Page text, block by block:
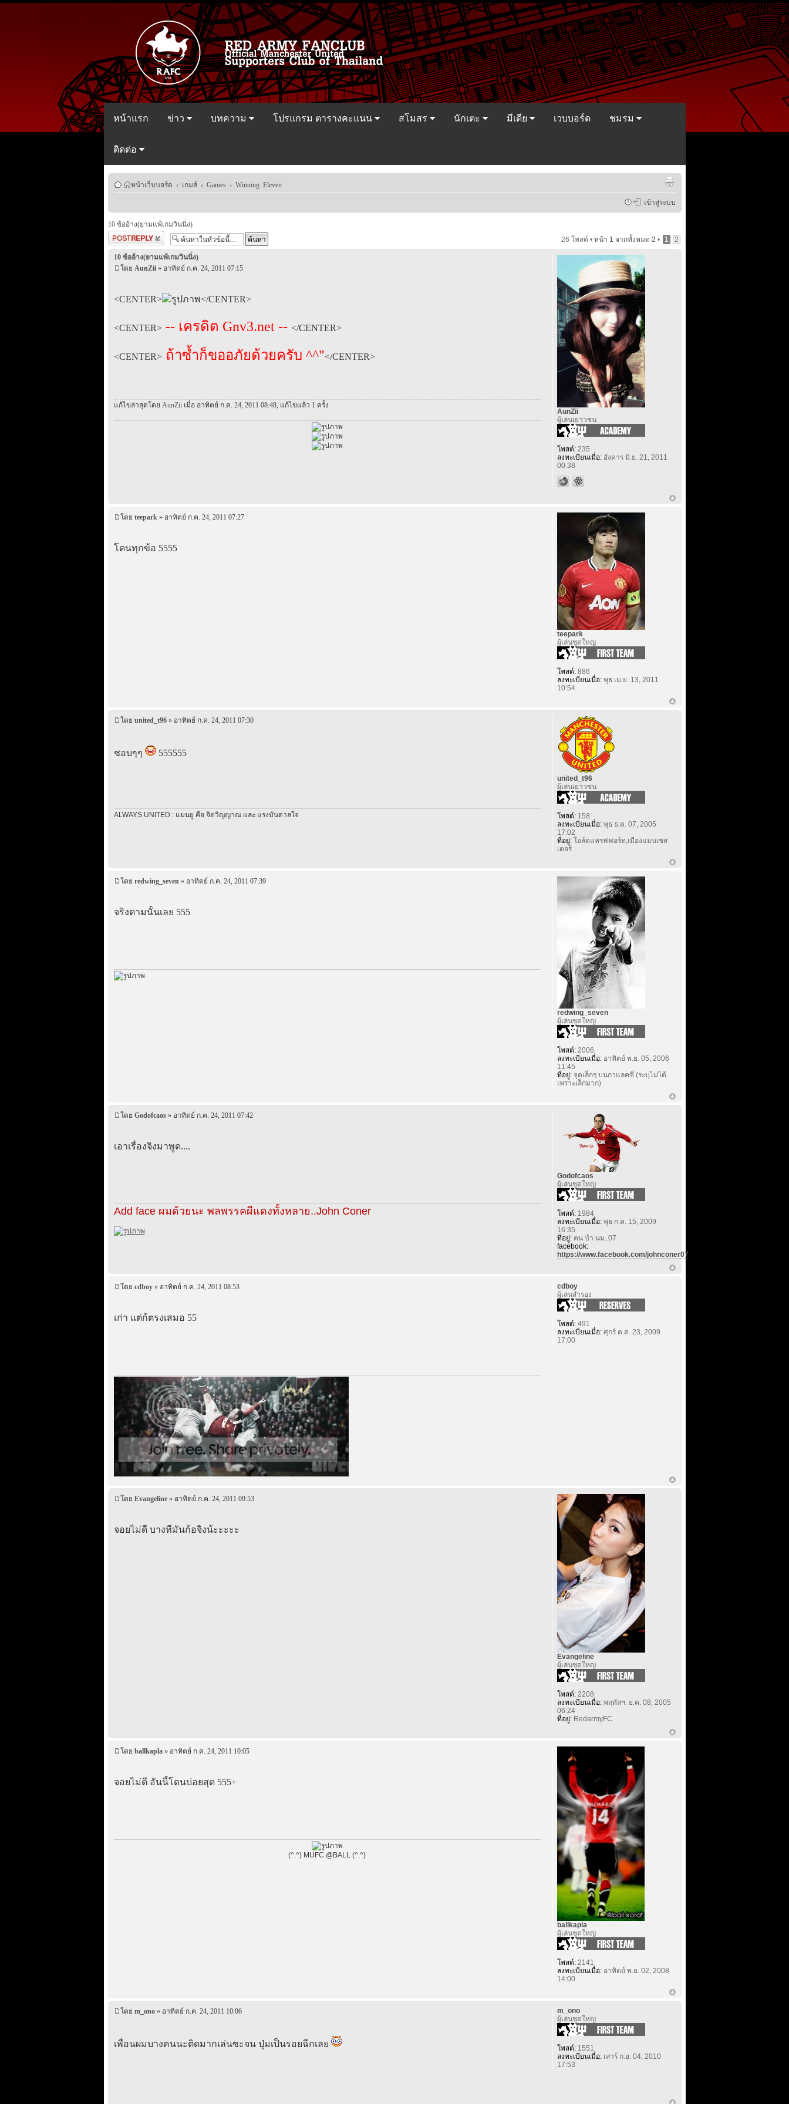
หน้าแรก ข่าว บทความ โปรแกรม ตารางคะแนน สโมสร นักเตะ มีเดีย เวบบอร์ด ชมรม
ติดต่อ
หน้าเว็บบอร์ด ‹ เกมส์ ‹ Games ‹ Winning Eleven
เข้าสู่ระบบ
10 ข้ออ้าง(ยามแพ้เกมวินนิ่ง)
ตอบกระทู้
26 โพสต์ • หน้า 1 จากทั้งหมด 2 • 1 2
10 ข้ออ้าง(ยามแพ้เกมวินนิ่ง)
โดย AunZii» อาทิตย์ ก.ค. 24, 2011 07:15
<CENTER> </CENTER>
<CENTER>-- เครดิต Gnv3.net -- </CENTER>
<CENTER>ถ้าซํ้าก็ขออภัยด้วยครับ ^^"</CENTER>
แก้ไขล่าสุดโดย AunZiiเมื่อ อาทิตย์ ก.ค. 24, 2011 08:48, แก้ไขแล้ว 1 ครั้ง
AunZii
ผู้เล่นเยาวชน
โพสต์:235
ลงทะเบียนเมื่อ:อังคาร มิ.ย. 21, 2011
00:38
โดย teepark » อาทิตย์ ก.ค. 24, 2011 07:27
โดนทุกข้อ 5555
teepark
ผู้เล่นชุดใหญ่
โพสต์:886
ลงทะเบียนเมื่อ:พุธ เม.ย. 13, 2011
10:54
โดย united_t96» อาทิตย์ ก.ค. 24, 2011 07:30
ชอบๆๆ 555555
ALWAYS UNITED : แมนยู คือ จิตวิญญาณ และ แรงบันดาลใจ
united_t96
ผู้เล่นเยาวชน
โพสต์:158
ลงทะเบียนเมื่อ:พุธ ธ.ค. 07, 2005
17:02
ที่อยู่:โอล์ดแทรฟฟอร์ท,เมืองแมนเชส
เตอร์
โดย redwing_seven » อาทิตย์ ก.ค. 24, 2011 07:39
จริงตามนั้นเลย 555
redwing_seven
ผู้เล่นชุดใหญ่
โพสต์:2006
ลงทะเบียนเมื่อ:อาทิตย์ พ.ย. 05, 2006
11:45
ที่อยู่:จุดเล็กๆ บนกาแลคซี่ (ระบุไม่ได้
เพราะเล็กมาก)
โดย Godofcaos» อาทิตย์ ก.ค. 24, 2011 07:42
เอาเรื่องจิงมาพูด....
Add face ผมด้วยนะ พลพรรคผีแดงทั้งหลาย..John Coner
Godofcaos
ผู้เล่นชุดใหญ่
โพสต์:1984
ลงทะเบียนเมื่อ:พุธ ก.ค. 15, 2009
16:35
ที่อยู่:คน บ้า นม..07
facebook:
https://www.facebook.com/johnconer07
โดย cdboy» อาทิตย์ ก.ค. 24, 2011 08:53
เก่า แต่ก้ตรงเสมอ 55
cdboy
ผู้เล่นสำรอง
โพสต์:491
ลงทะเบียนเมื่อ:ศุกร์ ต.ค. 23, 2009
17:00
โดย Evangeline» อาทิตย์ ก.ค. 24, 2011 09:53
จอยไม่ดี บางทีมันก้อจิงน้ะะะะะ
Evangeline
ผู้เล่นชุดใหญ่
โพสต์:2208
ลงทะเบียนเมื่อ:พฤหัสฯ. ธ.ค. 08, 2005
06:24
ที่อยู่:RedarmyFC
โดย ballkapla» อาทิตย์ ก.ค. 24, 2011 10:05
จอยไม่ดี อันนี้โดนบ่อยสุด 555+
(^.^) MUFC @BALL (^.^)
ballkapla
ผู้เล่นชุดใหญ่
โพสต์:2141
ลงทะเบียนเมื่อ:อาทิตย์ พ.ย. 02, 2008
14:00
โดย m_ono» อาทิตย์ ก.ค. 24, 2011 10:06
เพื่อนผมบางคนนะติดมากเล่นซะจน ปุ่มเป็นรอยฉีกเลย
m_ono
ผู้เล่นชุดใหญ่
โพสต์:1551
ลงทะเบียนเมื่อ:เสาร์ ก.ย. 04, 2010
17:53